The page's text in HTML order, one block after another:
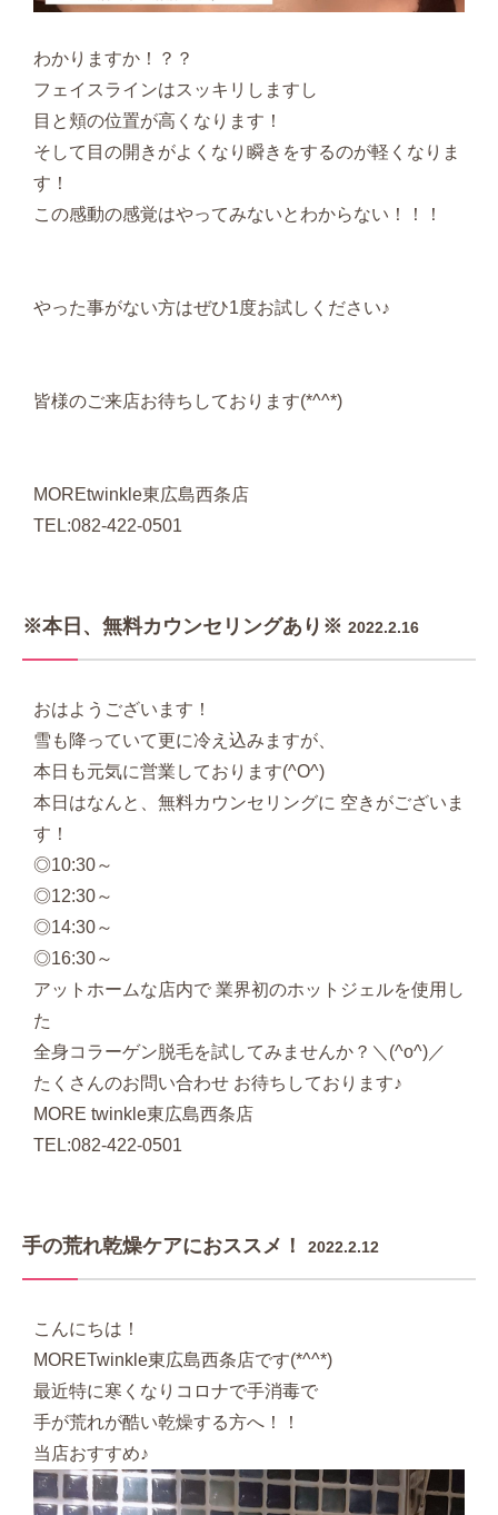
わかりますか！？？
フェイスラインはスッキリしますし
目と頬の位置が高くなります！
そして目の開きがよくなり瞬きをするのが軽くなりま
す！
この感動の感覚はやってみないとわからない！！！
やった事がない方はぜひ1度お試しください♪
皆様のご来店お待ちしております(*^^*)
MOREtwinkle東広島西条店
TEL:082-422-0501
※本日、無料カウンセリングあり※ 2022.2.16
おはようございます！
雪も降っていて更に冷え込みますが、
本日も元気に営業しております(^O^)
本日はなんと、無料カウンセリングに 空きがございま
す！
◎10:30～
◎12:30～
◎14:30～
◎16:30～
アットホームな店内で 業界初のホットジェルを使用し
た
全身コラーゲン脱毛を試してみませんか？＼(^o^)／
たくさんのお問い合わせ お待ちしております♪
MORE twinkle東広島西条店
TEL:082-422-0501
手の荒れ乾燥ケアにおススメ！ 2022.2.12
こんにちは！
MORETwinkle東広島西条店です(*^^*)
最近特に寒くなりコロナで手消毒で
手が荒れが酷い乾燥する方へ！！
当店おすすめ♪